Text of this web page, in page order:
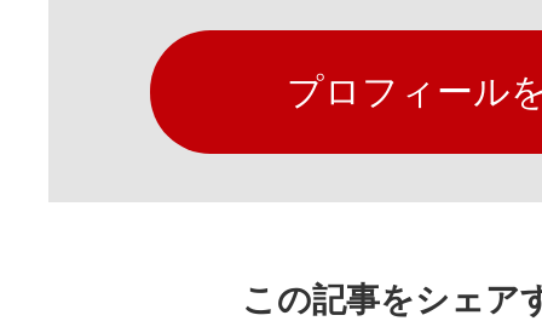
プロフィール
この記事をシェア